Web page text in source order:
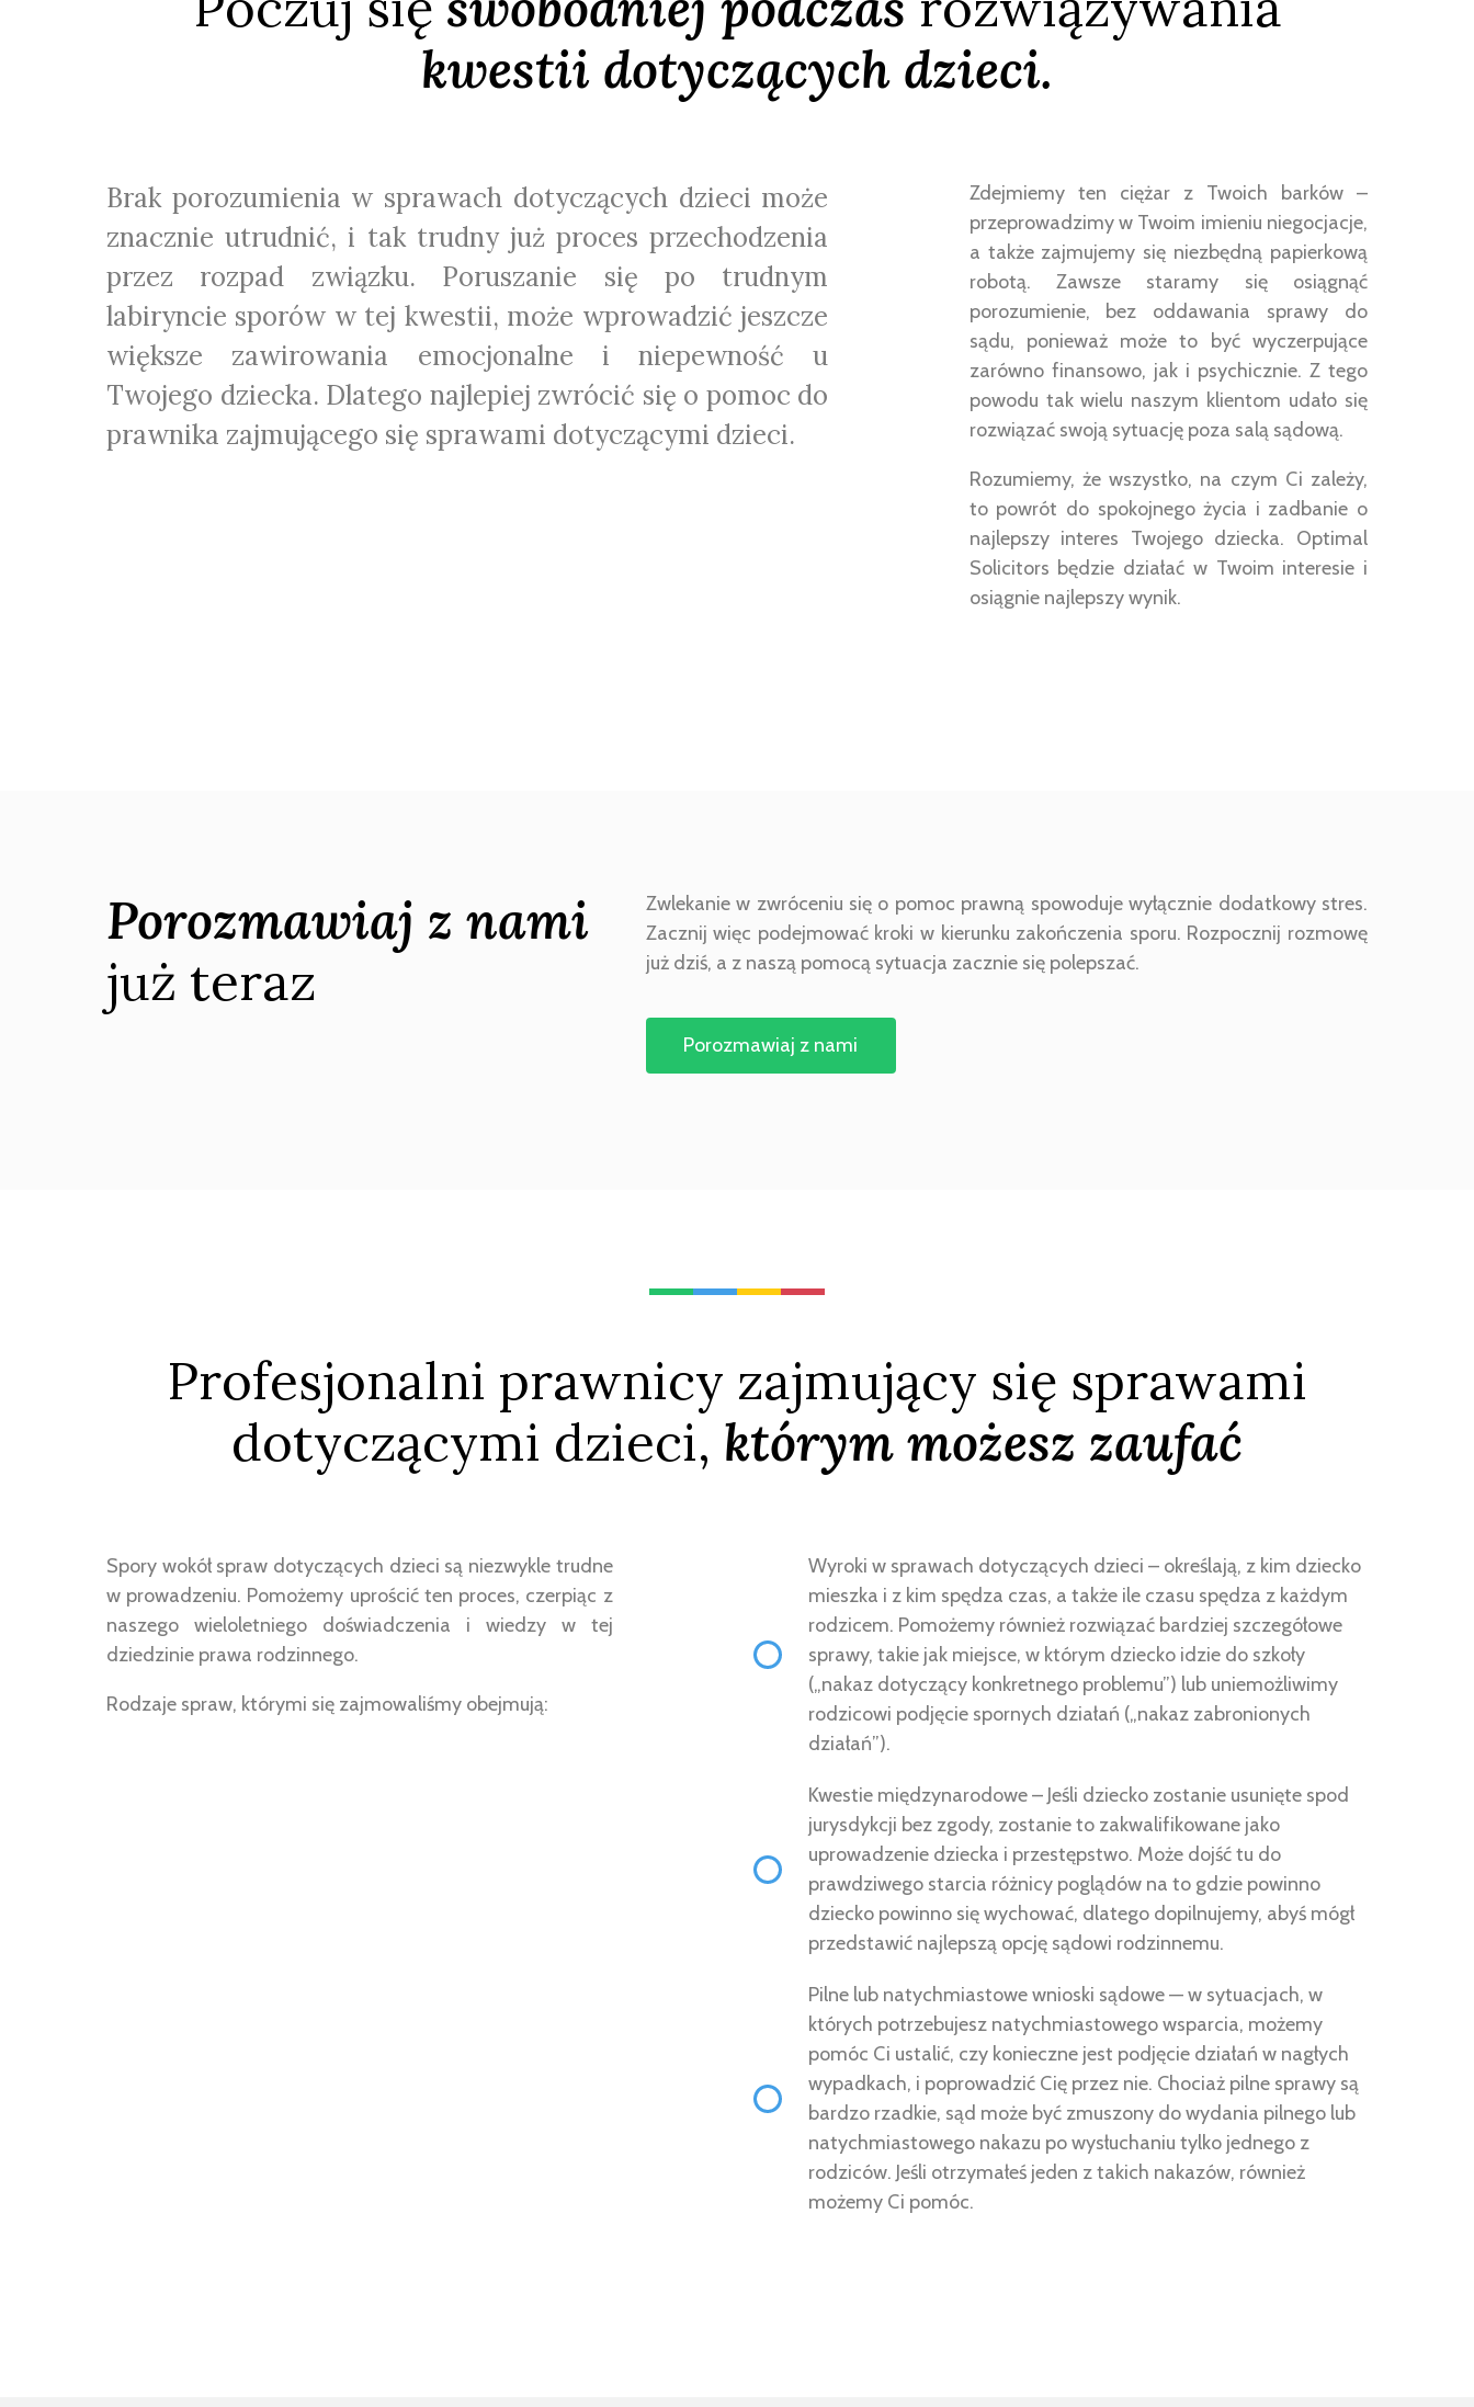
kwestii dotyczących dzieci.
Brak porozumienia w sprawach dotyczących dzieci może
znacznie utrudnić, i tak trudny już proces przechodzenia
przez rozpad związku. Poruszanie się po trudnym
labiryncie sporów w tej kwestii, może wprowadzić jeszcze
większe zawirowania emocjonalne i niepewność u
Twojego dziecka. Dlatego najlepiej zwrócić się o pomoc do
prawnika zajmującego się sprawami dotyczącymi dzieci.
Zdejmiemy ten ciężar z Twoich barków –
przeprowadzimy w Twoim imieniu niegocjacje,
a także zajmujemy się niezbędną papierkową
robotą. Zawsze staramy się osiągnąć
porozumienie, bez oddawania sprawy do
sądu, ponieważ może to być wyczerpujące
zarówno finansowo, jak i psychicznie. Z tego
powodu tak wielu naszym klientom udało się
rozwiązać swoją sytuację poza salą sądową.
Rozumiemy, że wszystko, na czym Ci zależy,
to powrót do spokojnego życia i zadbanie o
najlepszy interes Twojego dziecka. Optimal
Solicitors będzie działać w Twoim interesie i
osiągnie najlepszy wynik.
Porozmawiaj z nami
już teraz
Zwlekanie w zwróceniu się o pomoc prawną spowoduje wyłącznie dodatkowy stres.
Zacznij więc podejmować kroki w kierunku zakończenia sporu. Rozpocznij rozmowę
już dziś, a z naszą pomocą sytuacja zacznie się polepszać.
Porozmawiaj z nami
Profesjonalni prawnicy zajmujący się sprawami
dotyczącymi dzieci, którym możesz zaufać
Spory wokół spraw dotyczących dzieci są niezwykle trudne
w prowadzeniu. Pomożemy uprościć ten proces, czerpiąc z
naszego wieloletniego doświadczenia i wiedzy w tej
dziedzinie prawa rodzinnego.
Rodzaje spraw, którymi się zajmowaliśmy obejmują:
Wyroki w sprawach dotyczących dzieci – określają, z kim dziecko
mieszka i z kim spędza czas, a także ile czasu spędza z każdym
rodzicem. Pomożemy również rozwiązać bardziej szczegółowe
sprawy, takie jak miejsce, w którym dziecko idzie do szkoły
(„nakaz dotyczący konkretnego problemu”) lub uniemożliwimy
rodzicowi podjęcie spornych działań („nakaz zabronionych
działań”).
Kwestie międzynarodowe – Jeśli dziecko zostanie usunięte spod
jurysdykcji bez zgody, zostanie to zakwalifikowane jako
uprowadzenie dziecka i przestępstwo. Może dojść tu do
prawdziwego starcia różnicy poglądów na to gdzie powinno
dziecko powinno się wychować, dlatego dopilnujemy, abyś mógł
przedstawić najlepszą opcję sądowi rodzinnemu.
Pilne lub natychmiastowe wnioski sądowe — w sytuacjach, w
których potrzebujesz natychmiastowego wsparcia, możemy
pomóc Ci ustalić, czy konieczne jest podjęcie działań w nagłych
wypadkach, i poprowadzić Cię przez nie. Chociaż pilne sprawy są
bardzo rzadkie, sąd może być zmuszony do wydania pilnego lub
natychmiastowego nakazu po wysłuchaniu tylko jednego z
rodziców. Jeśli otrzymałeś jeden z takich nakazów, również
możemy Ci pomóc.